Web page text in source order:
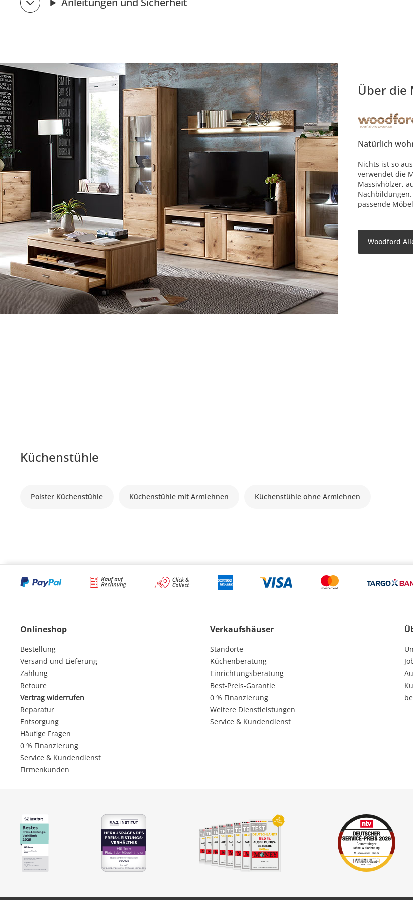
Über die
Natürlich
Nichts ist so
verwendet die
Massivhölzer,
passende
Woodford
Küchenstühle
Polster Küchenstühle Küchenstühle mit Armlehnen Küchenstühle ohne Armlehnen
Onlineshop
Bestellung
Versand und Lieferung
Zahlung
Retoure
Vertrag widerrufen
Reparatur
Entsorgung
Häufige Fragen
0 % Finanzierung
Service & Kundendienst
Firmenkunden
Verkaufshäuser
Standorte
Küchenberatung
Einrichtungsberatung
Best-Preis-Garantie
0 % Finanzierung
Weitere Dienstleistungen
Service & Kundendienst